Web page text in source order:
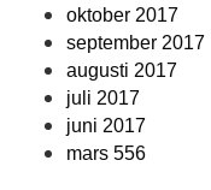
oktober 2017
september 2017
augusti 2017
juli 2017
juni 2017
mars 556